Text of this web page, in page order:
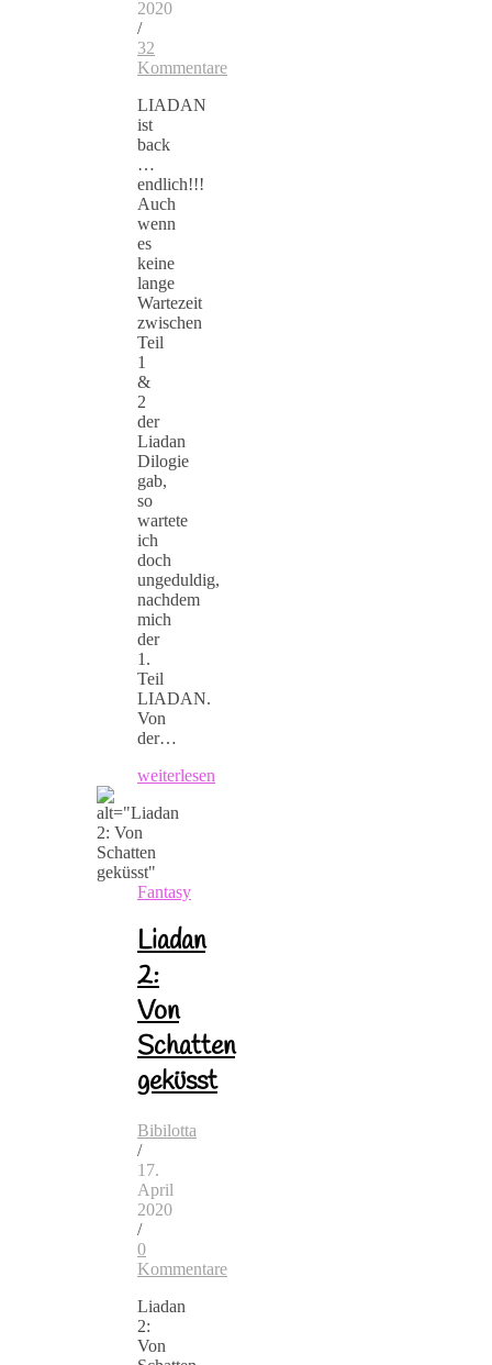
2020
/
32
Kommentare
LIADAN
ist
back
…
endlich!!!
Auch
wenn
es
keine
lange
Wartezeit
zwischen
Teil
1
&
2
der
Liadan
Dilogie
gab,
so
wartete
ich
doch
ungeduldig,
nachdem
mich
der
1.
Teil
LIADAN.
Von
der…
weiterlesen
Fantasy
Liadan
2:
Von
Schatten
geküsst
Bibilotta
/
17.
April
2020
/
0
Kommentare
Liadan
2:
Von